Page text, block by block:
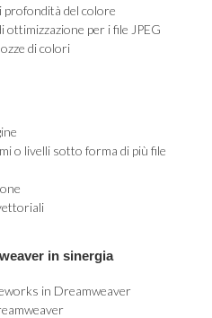
profondità del colore
ottimizzazione per i file JPEG
di colori
o livelli sotto forma di più file
in sinergia
in Dreamweaver